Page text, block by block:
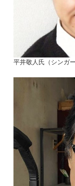
平井敬人氏（シンガ